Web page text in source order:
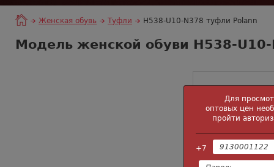
Женская обувь Туфли H538-U10-N378 туфли Polann
Модель женской обуви H538-
Для
оптовых цен
пройти
+7